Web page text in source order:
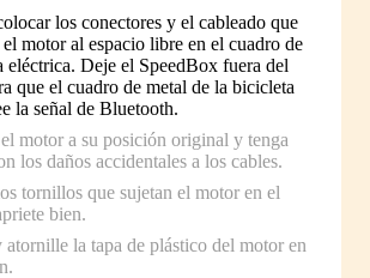
los conectores y el cableado que
el motor al espacio libre en el cuadro de
eléctrica. Deje el SpeedBox fuera del
que el cuadro de metal de la bicicleta
la señal de Bluetooth.
motor a su posición original y tenga
los daños accidentales a los cables.
tornillos que sujetan el motor en el
bien.
la tapa de plástico del motor en